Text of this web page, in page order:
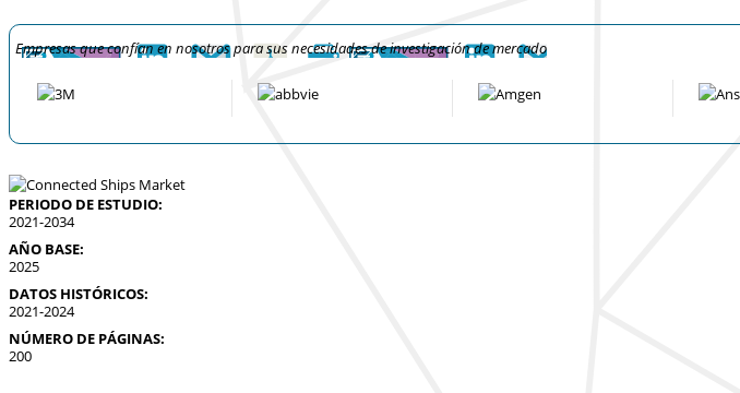
Empresas que confían en nosotros para sus necesidades de investigación de mercado
PERIODO DE ESTUDIO:
2021-2034
AÑO BASE:
2025
DATOS HISTÓRICOS:
2021-2024
NÚMERO DE PÁGINAS:
200